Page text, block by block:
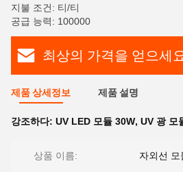
지불 조건: 티/티
공급 능력: 100000
최상의 가격을 얻으세
제품 상세정보 제품 설명
강조하다: UV LED 모듈 30W, UV 광 모
상품 이름: 자외선